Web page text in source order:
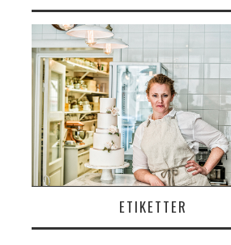
ETIKETTER